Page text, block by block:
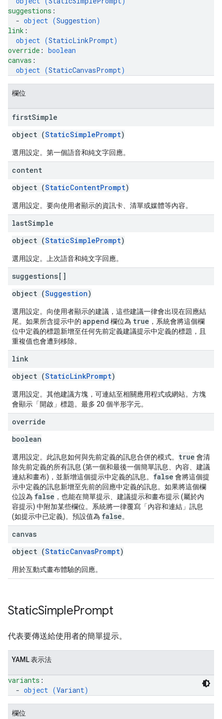
suggestions :
  -
object (Suggestion)
link :
object (StaticLinkPrompt)
override : boolean
canvas :
object (StaticCanvasPrompt)
欄位
firstSimple
object (StaticSimplePrompt)
選用設定。第一個語音和純文字回應。
content
object (StaticContentPrompt)
選用設定。要向使用者顯示的資訊卡、清單或媒體等內容。
lastSimple
object (StaticSimplePrompt)
選用設定。上次語音和純文字回應。
suggestions[]
object (Suggestion)
選用設定。向使用者顯示的建議，這些建議一律會出現在回應結
尾。如果所含提示中的 append 欄位為 true ，系統會將這個欄
位中定義的標題新增至任何先前定義建議提示中定義的標題，且
重複值也會遭到移除。
link
object (StaticLinkPrompt)
選用設定。其他建議方塊，可連結至相關應用程式或網站。方塊
會顯示「開啟 」標題。最多 20 個半形字元。
override
boolean
選用設定。此訊息如何與先前定義的訊息合併的模式。 true 會清
除先前定義的所有訊息 (第一個和最後一個簡單訊息、內容、建議
連結和畫布)，並新增這個提示中定義的訊息。 false 會將這個提
示中定義的訊息新增至先前的回應中定義的訊息。如果將這個欄
位設為 false ，也能在簡單提示、建議提示和畫布提示 (屬於內
容提示) 中附加某些欄位。系統將一律覆寫「內容和連結」訊息
(如提示中已定義)。預設值為 false。
canvas
object (StaticCanvasPrompt)
用於互動式畫布體驗的回應。
StaticSimplePrompt
代表要傳送給使用者的簡單提示。
YAML 表示法
variants :
  -
object (Variant)
欄位